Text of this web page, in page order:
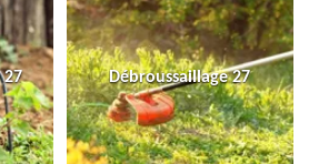
Débroussaillage 27